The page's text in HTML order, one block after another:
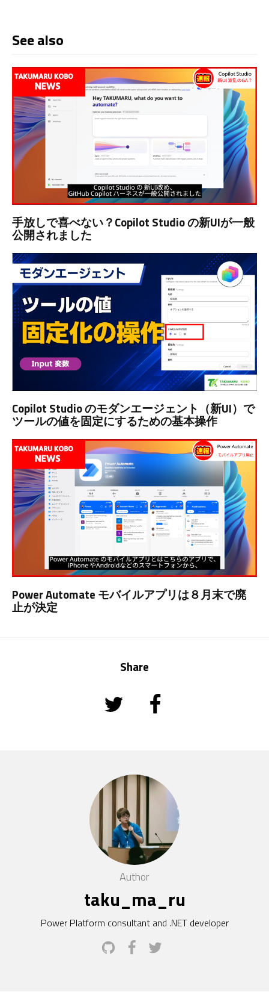
See also
手放しで喜べない？Copilot Studio の新UIが一般
公開されました
Copilot Studio のモダンエージェント（新UI）で
ツールの値を固定にするための基本操作
Power Automate モバイルアプリは８月末で廃
止が決定
Share
Author
taku_ma_ru
Power Platform consultant and .NET developer